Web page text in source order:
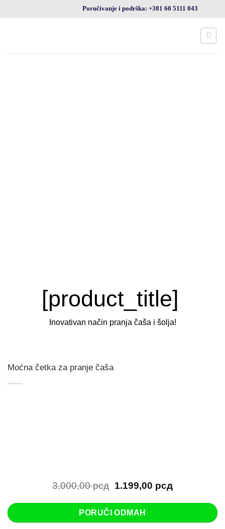
Poručivanje i podrška: +381 60 5111 043
[product_title]
Inovativan način pranja čaša i šolja!
Moćna četka za pranje čaša
3.000,00рсд Originalna
je
bila:
3.000,00 рсд.
1.199,00 рсдTrenutna
je:
1.199,00
PORUČI ODMAH